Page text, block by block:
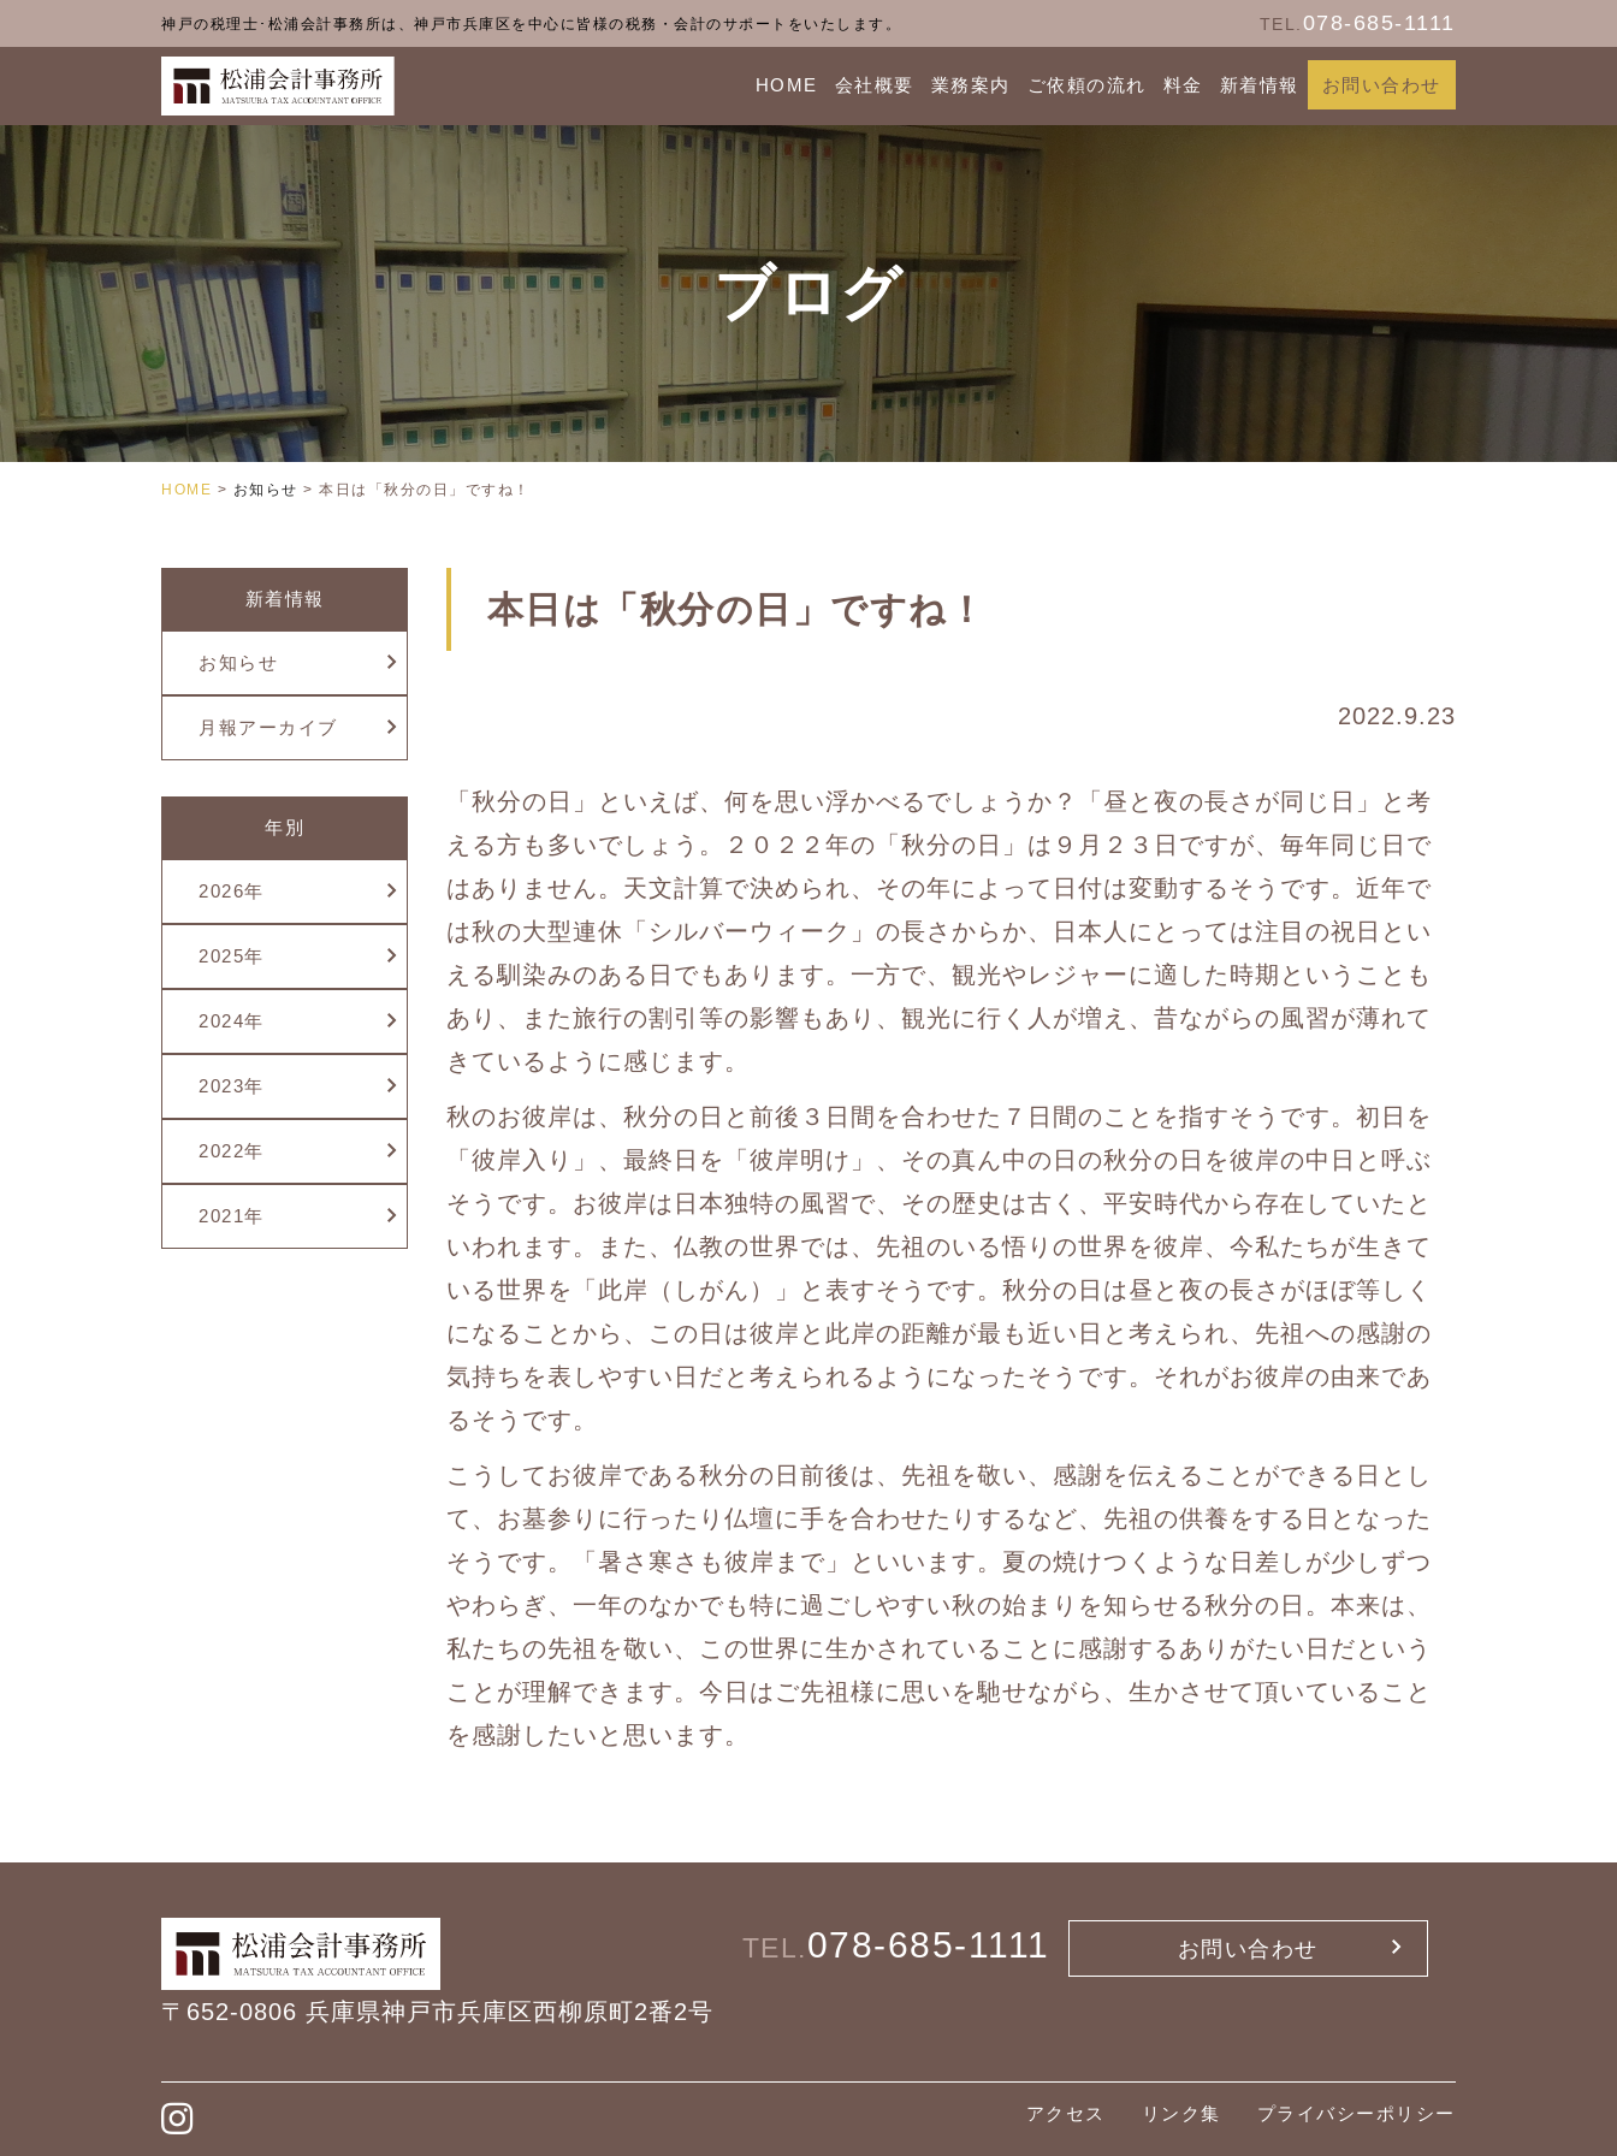
神戸の税理士･松浦会計事務所は、神戸市兵庫区を中心に皆様の税務・会計のサポートをいたします。 TEL. 078-685-1111
HOME 会社概要 業務案内 ご依頼の流れ 料金 新着情報 お問い合わせ
ブログ
HOME > お知らせ >本日は「秋分の日」ですね！
新着情報
お知らせ
月報アーカイブ
年別
2026年
2025年
2024年
2023年
2022年
2021年
本日は「秋分の日」ですね！
2022.9.23
「秋分の日」といえば、何を思い浮かべるでしょうか？「昼と夜の長さが同じ日」と考
える方も多いでしょう。２０２２年の「秋分の日」は９月２３日ですが、毎年同じ日で
はありません。天文計算で決められ、その年によって日付は変動するそうです。近年で
は秋の大型連休「シルバーウィーク」の長さからか、日本人にとっては注目の祝日とい
える馴染みのある日でもあります。一方で、観光やレジャーに適した時期ということも
あり、また旅行の割引等の影響もあり、観光に行く人が増え、昔ながらの風習が薄れて
きているように感じます。
秋のお彼岸は、秋分の日と前後３日間を合わせた７日間のことを指すそうです。初日を
「彼岸入り」、最終日を「彼岸明け」、その真ん中の日の秋分の日を彼岸の中日と呼ぶ
そうです。お彼岸は日本独特の風習で、その歴史は古く、平安時代から存在していたと
いわれます。また、仏教の世界では、先祖のいる悟りの世界を彼岸、今私たちが生きて
いる世界を「此岸（しがん）」と表すそうです。秋分の日は昼と夜の長さがほぼ等しく
になることから、この日は彼岸と此岸の距離が最も近い日と考えられ、先祖への感謝の
気持ちを表しやすい日だと考えられるようになったそうです。それがお彼岸の由来であ
るそうです。
こうしてお彼岸である秋分の日前後は、先祖を敬い、感謝を伝えることができる日とし
て、お墓参りに行ったり仏壇に手を合わせたりするなど、先祖の供養をする日となった
そうです。「暑さ寒さも彼岸まで」といいます。夏の焼けつくような日差しが少しずつ
やわらぎ、一年のなかでも特に過ごしやすい秋の始まりを知らせる秋分の日。本来は、
私たちの先祖を敬い、この世界に生かされていることに感謝するありがたい日だという
ことが理解できます。今日はご先祖様に思いを馳せながら、生かさせて頂いていること
を感謝したいと思います。
〒652-0806 兵庫県神戸市兵庫区西柳原町2番2号
TEL. 078-685-1111 お問い合わせ
アクセス リンク集 プライバシーポリシー